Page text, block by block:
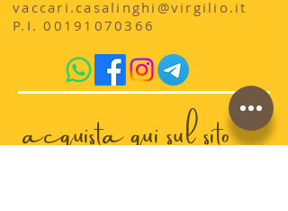
vaccari.casalinghi@virgilio.it
P.I.00191070366
acquista qui sul sito